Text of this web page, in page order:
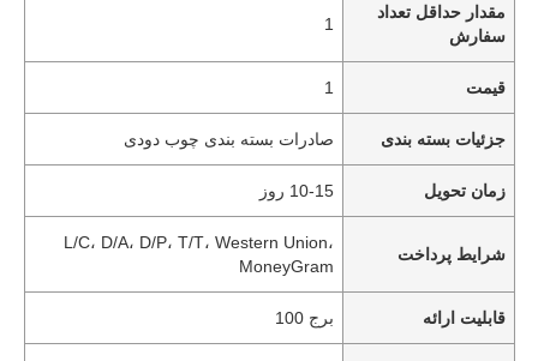
مقدار حداقل تعداد
سفارش
1
قیمت 1
جزئیات بسته بندی صادرات بسته بندی چوب دودی
زمان تحویل 10-15 روز
شرایط پرداخت
L/C، D/A، D/P، T/T، Western Union،
MoneyGram
قابلیت ارائه برج 100